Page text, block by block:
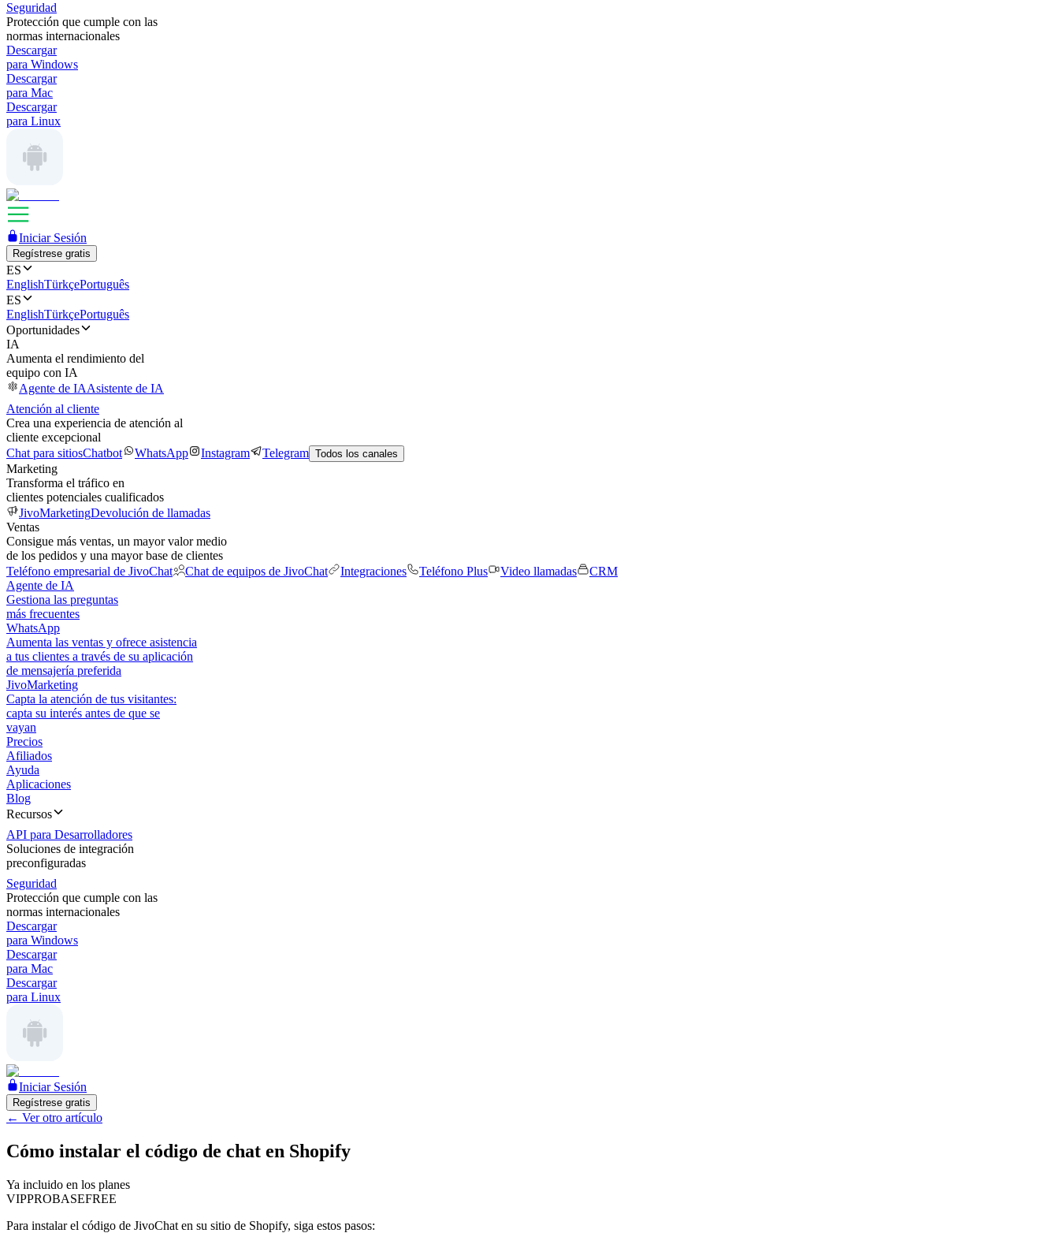
Seguridad
Protección que cumple con las
normas internacionales
Descargar
para Windows
Descargar
para Mac
Descargar
para Linux
Iniciar Sesión
Regístrese gratis
ES
EnglishTürkçePortuguês
ES
EnglishTürkçePortuguês
Oportunidades
IA
Aumenta el rendimiento del
equipo con IA
Agente de IAAsistente de IA
Atención al cliente
Crea una experiencia de atención al
cliente excepcional
Chat para sitiosChatbot WhatsApp Instagram Telegram Todos los canales
Marketing
Transforma el tráfico en
clientes potenciales cualificados
JivoMarketingDevolución de llamadas
Ventas
Consigue más ventas, un mayor valor medio
de los pedidos y una mayor base de clientes
Teléfono empresarial de JivoChat
Chat de equipos de JivoChat Integraciones Teléfono Plus Video llamadas
CRM
Agente de IA
Gestiona las preguntas
más frecuentes
WhatsApp
Aumenta las ventas y ofrece asistencia
a tus clientes a través de su aplicación
de mensajería preferida
JivoMarketing
Capta la atención de tus visitantes:
capta su interés antes de que se
vayan
Precios
Afiliados
Ayuda
Aplicaciones
Blog
Recursos
API para Desarrolladores
Soluciones de integración
preconfiguradas
Seguridad
Protección que cumple con las
normas internacionales
Descargar
para Windows
Descargar
para Mac
Descargar
para Linux
Iniciar Sesión
Regístrese gratis
← Ver otro artículo
Cómo instalar el código de chat en Shopify
Ya incluido en los planes
VIPPROBASEFREE
Para instalar el código de JivoChat en su sitio de Shopify, siga estos pasos: